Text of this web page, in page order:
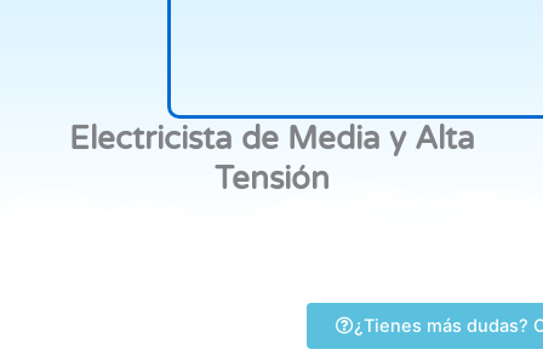
Electricista de Media y Alta
Tensión
¿Tienes más dudas?